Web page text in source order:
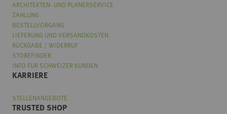
ARCHITEKTEN- UND PLANERSERVICE
ZAHLUNG
BESTELLVORGANG
LIEFERUNG UND VERSANDKOSTEN
RÜCKGABE / WIDERRUF
STOREFINDER
INFO FÜR SCHWEIZER KUNDEN
KARRIERE
STELLENANGEBOTE
TRUSTED SHOP